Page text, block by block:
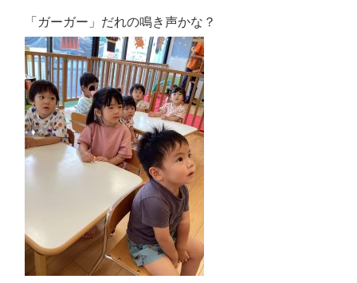
「ガーガー」だれの鳴き声かな？